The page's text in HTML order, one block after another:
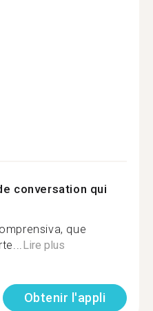
conversation qui
que
Lire plus
Obtenir l'appli